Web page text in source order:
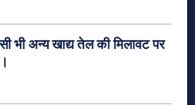
भी अन्य खाद्य तेल की मिलावट पर